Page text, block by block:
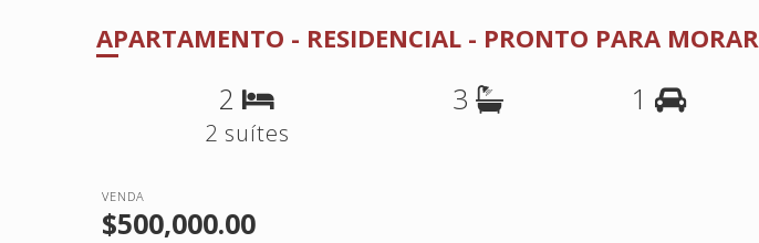
APARTAMENTO - RESIDENCIAL - PRONTO PARA MORAR
2
2 suítes
3 1
VENDA
$500,000.00